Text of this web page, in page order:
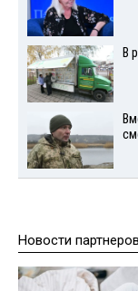
В
Новости партнеров